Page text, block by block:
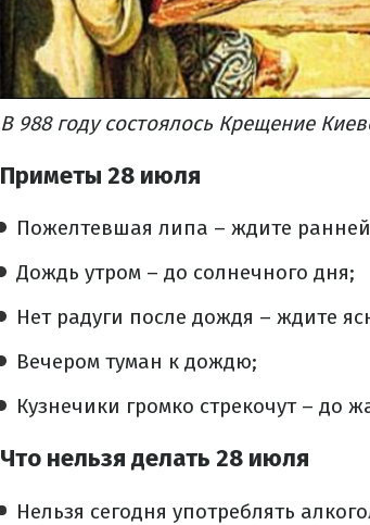
В 988 году состоялось Крещение
Приметы 28 июля
Пожелтевшая липа – ждите
Дождь утром – до солнечного дня;
Нет радуги после дождя – ждите
Вечером туман к дождю;
Кузнечики громко стрекочут – до
Что нельзя делать 28 июля
Нельзя сегодня употреблять